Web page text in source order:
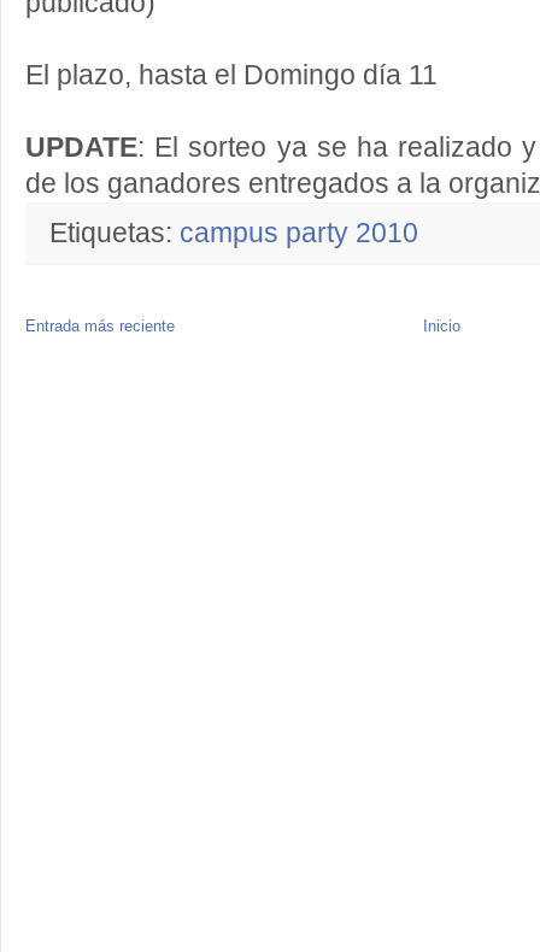
El plazo, hasta el Domingo día 11
UPDATE: El sorteo ya se ha realizado
de los ganadores entregados a la
Etiquetas: campus party 2010
Entrada más reciente Inicio